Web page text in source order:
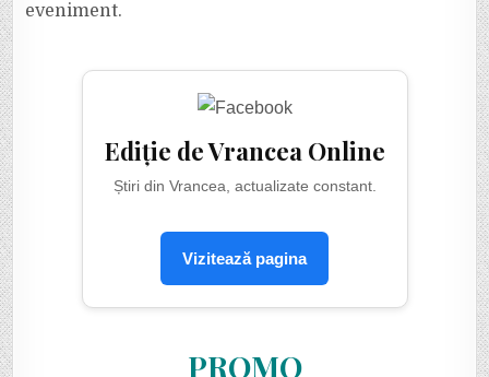
eveniment.
Ediție de Vrancea Online
Știri din Vrancea, actualizate constant.
Vizitează pagina
PROMO